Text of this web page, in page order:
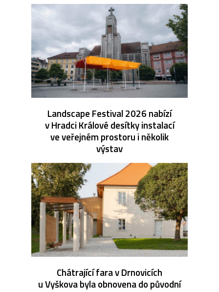
Landscape Festival 2026 nabízí
v Hradci Králové desítky instalací
ve veřejném prostoru i několik
výstav
Chátrající fara v Drnovicích
u Vyškova byla obnovena do původní